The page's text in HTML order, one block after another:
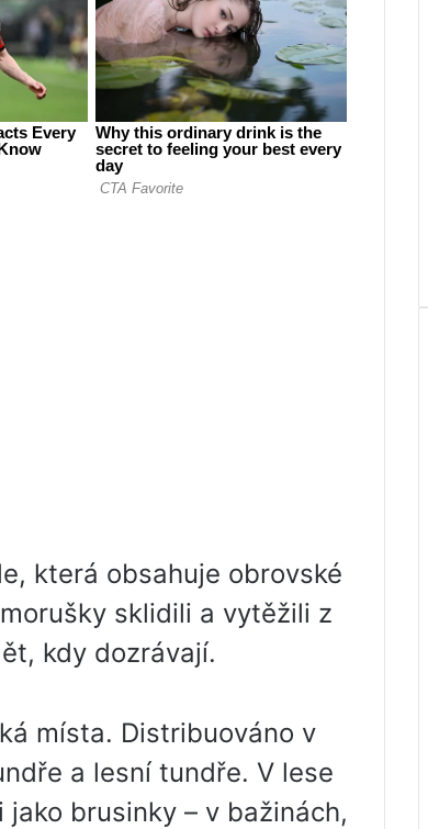
která obsahuje obrovské
sklidili a vytěžili z
kdy dozrávají.
místa. Distribuováno v
a lesní tundře. V lese
brusinky – v bažinách,